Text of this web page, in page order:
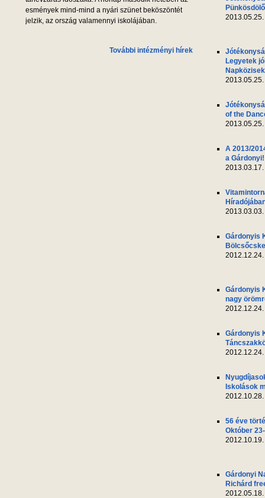
esmények mind-mind a nyári szünet beköszöntét
jelzik, az ország valamennyi iskolájában.
További intézményi hírek
2013.05.25.
Legyetek
Napközisek
2013.05.25.
of the
2013.05.25.
A 2013/
a Gárdonyi!
2013.03.17.
2013.03.03.
Gárdonyis
Bölcsőcske
2012.12.24.
Gárdonyis
nagy
2012.12.24.
Gárdonyis
2012.12.24.
Iskolások
2012.10.28.
56 éve
Október
2012.10.19.
Gárdonyi
Richárd
2012.05.18.